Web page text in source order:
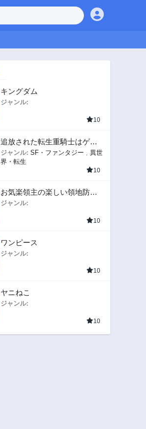
キングダム
ジャンル:
10
追放された転生重騎士はゲー
ム知識で無双する
ジャンル: SF・ファンタジー
異世
界・転生
10
お気楽領主の楽しい領地防衛
〜生産系魔術で名もなき村を
ジャンル:
10
ワンピース
ジャンル:
10
ヤニねこ
ジャンル:
10